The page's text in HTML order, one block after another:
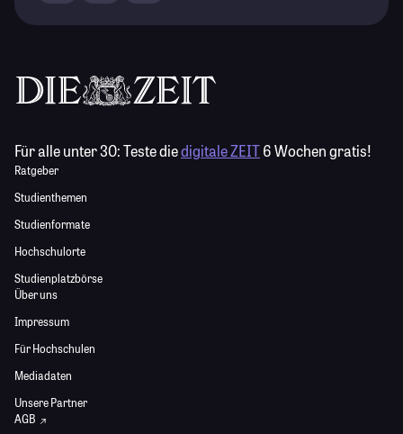
Für alle unter 30:Teste diedigitale ZEIT6 Wochen gratis!
Ratgeber
Studienthemen
Studienformate
Hochschulorte
Studienplatzbörse
Über uns
Impressum
Für Hochschulen
Mediadaten
Unsere Partner
AGB